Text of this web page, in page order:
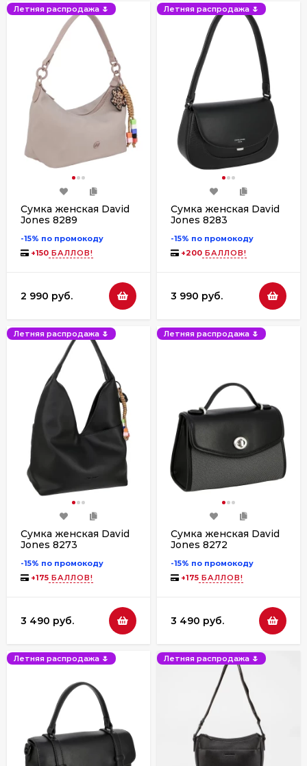
Летняя распродажа 🌷
Сумка женская David
Jones 8289
-15% по промокоду
+150 БАЛЛОВ!
2 990 руб.
Летняя распродажа 🌷
Сумка женская David
Jones 8283
-15% по промокоду
+200 БАЛЛОВ!
3 990 руб.
Летняя распродажа 🌷
Сумка женская David
Jones 8273
-15% по промокоду
+175 БАЛЛОВ!
3 490 руб.
Летняя распродажа 🌷
Сумка женская David
Jones 8272
-15% по промокоду
+175 БАЛЛОВ!
3 490 руб.
Летняя распродажа 🌷 Летняя распродажа 🌷